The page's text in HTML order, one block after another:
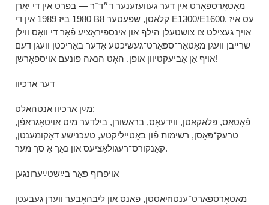
מאָטאָרספּאָרט אין דער געוועזענער ד״ד־ר — בפֿרט אין די יאָרן
1980 ביז 1989 אין די B8 קלאַסן, שפּעטער E1300/E1600. עס איז
אויך געצילט צו צושטעלן הילף און אינספּיראַציע פֿאַר די וואָס ווילן
שרײַבן וועגן מאָטאָר־ספּאָרט־געשיכטע אָדער באַריכטן וועגן דעם
אויף אַן אָביעקטיוון אופֿן. האָט הנאה פֿונעם אויספֿאָרשן!
דער אַרכיוו
מײַן אַרכיוו אַנטהאַלט:
פֿאָטאָס, פּלאַקאַטן, ווידעאָס, בראָשורן, בילדער מיט אויטאָגראַפֿן,
טרעק־פּאַסן, רשימות פֿון באַטייליקטע, טעכנישע דאָקומענטן,
קאָנקורס־רעגולאַציעס און נאָך אַ סך מער.
אויפֿרוף פֿאַר בײַשטײַערונגען
מאָטאָרספּאָרט־ענטוזיאַסטן, פֿאַנס און ליבהאָבער ווערן געבעטן